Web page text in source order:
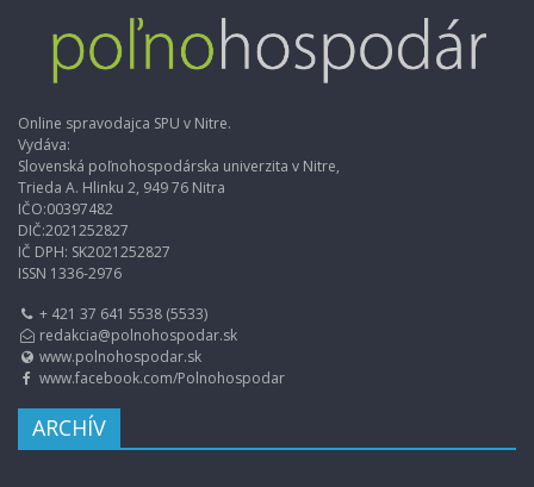
Online spravodajca SPU v Nitre.
Vydáva:
Slovenská poľnohospodárska univerzita v Nitre,
Trieda A. Hlinku 2, 949 76 Nitra
IČO:00397482
DIČ:2021252827
IČ DPH: SK2021252827
ISSN 1336-2976
+ 421 37 641 5538 (5533)
redakcia@polnohospodar.sk
www.polnohospodar.sk
www.facebook.com/Polnohospodar
ARCHÍV